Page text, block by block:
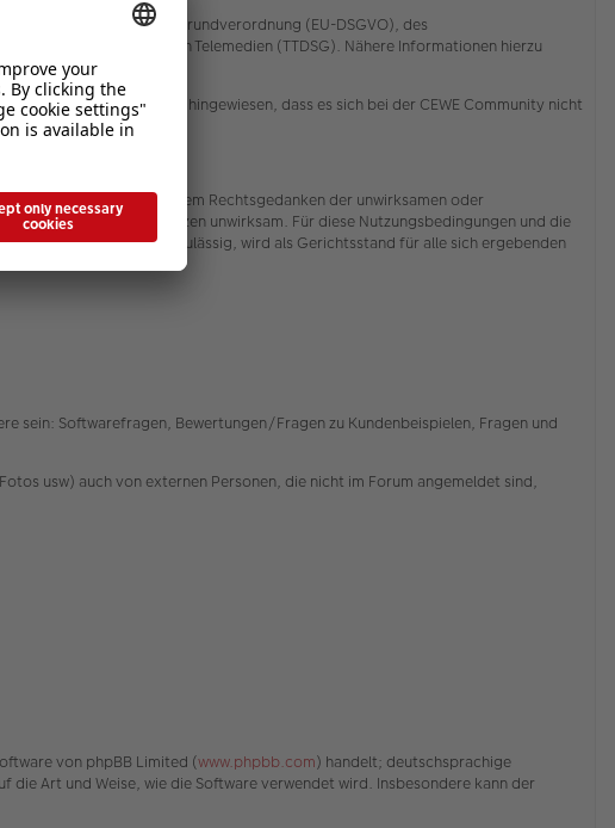
der EU-Datenschutzgrundverordnung (EU-DSGVO), des
und bei den Telemedien (TTDSG). Nähere Informationen hierzu
ausdrücklich darauf hingewiesen, dass es sich bei der CEWE Community nicht
Bestimmung, die dem Rechtsgedanken der unwirksamen oder
im Ganzen unwirksam. Für diese Nutzungsbedingungen und die
(CISG). Soweit zulässig, wird als Gerichtsstand für alle sich ergebenden
sein: Softwarefragen, Bewertungen/Fragen zu Kundenbeispielen, Fragen und
usw) auch von externen Personen, die nicht im Forum angemeldet sind,
von phpBB Limited (www.phpbb.com) handelt; deutschsprachige
die Art und Weise, wie die Software verwendet wird. Insbesondere kann der